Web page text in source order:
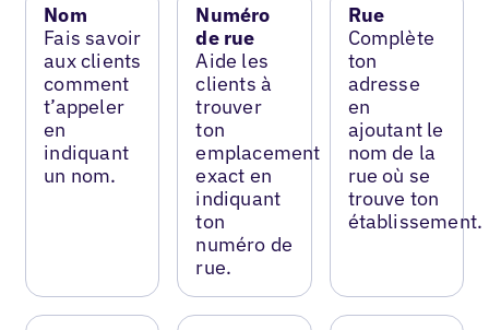
Nom
Fais savoir
aux clients
comment
t’appeler
en
indiquant
un nom.
Numéro
de rue
Aide les
clients à
trouver
ton
emplacement
exact en
indiquant
ton
numéro de
rue.
Rue
Complète
ton
adresse
en
ajoutant le
nom de la
rue où se
trouve ton
établissement.